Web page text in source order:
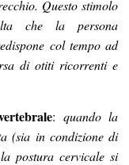
Questo stimolo
che la persona
col tempo ad
di otiti ricorrenti e
: quando la
(sia in condizione di
postura cervicale si